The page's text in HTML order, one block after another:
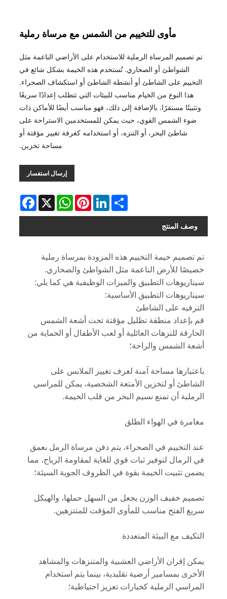
مأوى للتخييم من الشمس مع مرساة رملية
تم تصميم المرساة الرملية للاستخدام على الأراضي الناعمة مثل
الشواطئ أو الصحاري. تُستخدم هذه الخيمة بشكل شائع في
التخييم على الشاطئ أو أنشطة الشاطئ أو استكشاف الصحراء.
هذا النوع من الخيام مناسب للبيئات التي تتطلب إعدادًا سريعًا
وتثبيتًا مستقرًا. بالإضافة إلى ذلك، فهو مناسب أيضًا للأماكن ذات
ضوء الشمس القوي، حيث يمكن للمستخدمين الاستراحة على
شاطئ البحر، أو التنزه، أو استخدامه كغرفة تغيير مؤقتة أو
مساحة تخزين.
إرسال استفسار
Facebook X
WhatsAppPinterestLinkedInShare
وصف المنتج
تم تصميم خيمة التخييم هذه المزودة بمرساة رملية
خصيصًا للأرض الناعمة مثل الشواطئ والصحاري.
سيناريوهات التطبيق والميزات الوظيفية هي كما يلي:
سيناريوهات التطبيق الأساسية:
الترفيه على الشاطئ
قم بإعداد منطقة تظليل مؤقتة تحت أشعة الشمس
الحارقة للنزهات العائلية أو لعب الأطفال أو الحماية من
أشعة الشمس والراحة؛
باعتبارها مساحة آمنة لغرف تغيير الملابس على
الشاطئ أو لتخزين الأمتعة الشخصية، يمكن للمراسي
الرملية أن تمنع نسيم البحر من قلب الخيمة.
مغامرة في الهواء الطلق
عند التخييم في الصحراء، يتم دفن مرساة الرمل بعمق
في الرمال لتوفير ثبات قوي للغاية لمقاومة الرياح، مما
يضمن تثبيت الخيمة بقوة في الظروف الجوية السيئة؛
تصميم خفيف الوزن يجعل من السهل حملها، والهيكل
سريع الفتح مناسب للمأوى المؤقت للمتنزهين.
التكيف مع البيئة المتعددة
يمكن إقران الأراضي العشبية والمتنزهات والمشاهد
الأخرى بمسامير أرضية تقليدية، بينما يتم استخدام
المراسي الرملية كخيارات تعزيز احتياطية؛